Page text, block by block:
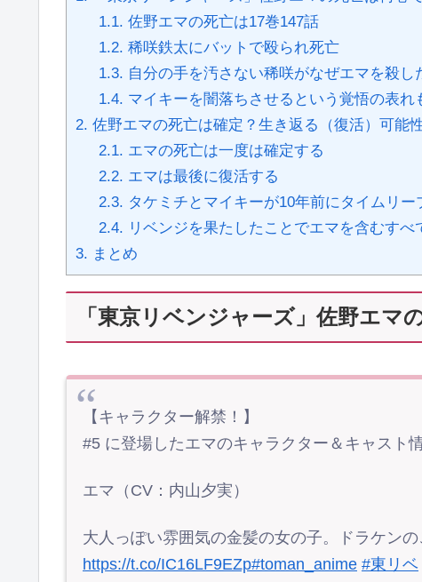
1.1. 佐野エマの死亡は17巻147話
1.2. 稀咲鉄太にバットで殴られ死亡
1.3. 自分の手を汚さない稀咲がなぜエマを殺し
1.4. マイキーを闇落ちさせるという覚悟の表れ
2. 佐野エマの死亡は確定？生き返る（復活）可能
2.1. エマの死亡は一度は確定する
2.2. エマは最後に復活する
2.3. タケミチとマイキーが10年前にタイムリー
2.4. リベンジを果たしたことでエマを含むすべ
3. まとめ
「東京リベンジャーズ」佐野エマ
【キャラクター解禁！】
#5 に登場したエマのキャラクター＆キャスト
エマ（CV：内山夕実）
大人っぽい雰囲気の金髪の女の子。ドラケンの
https://t.co/IC16LF9EZp#toman_anime #東リベ